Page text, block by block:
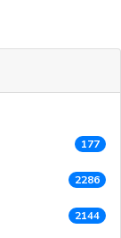
177
2286
2144